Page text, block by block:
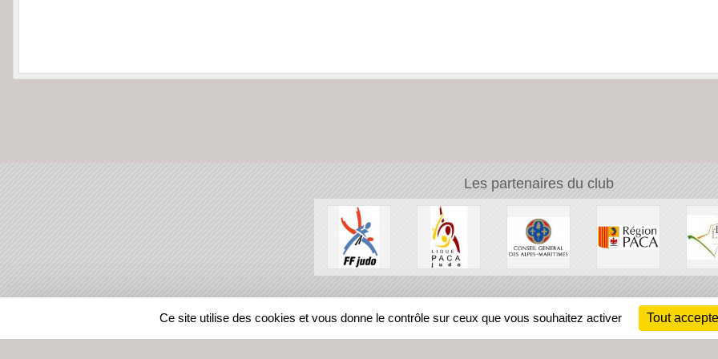
Les partenaires du club
REGIONS
Ce site utilise des cookies et vous donne le contrôle sur ceux que vous souhaitez activer Tout